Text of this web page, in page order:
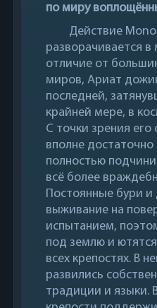
по миру
Действие
разворачивается
отличие от
миров, Ариат
последней,
крайней мере, в
С точки зрения его
вполне
полностью
всё более
Постоянные бури
выживание на
испытанием,
под землю и
всех крепостях. В
развились
традиции и языки.